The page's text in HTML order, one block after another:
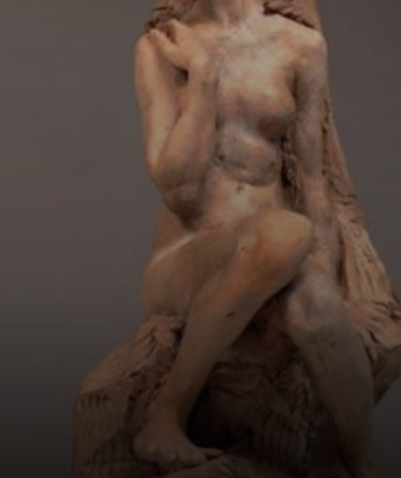
relacionamento
entre Camille e
Rodin também foi
marcado por
divergências
criativas e
pessoais,
refletindo a
complexidade da
vida artística.